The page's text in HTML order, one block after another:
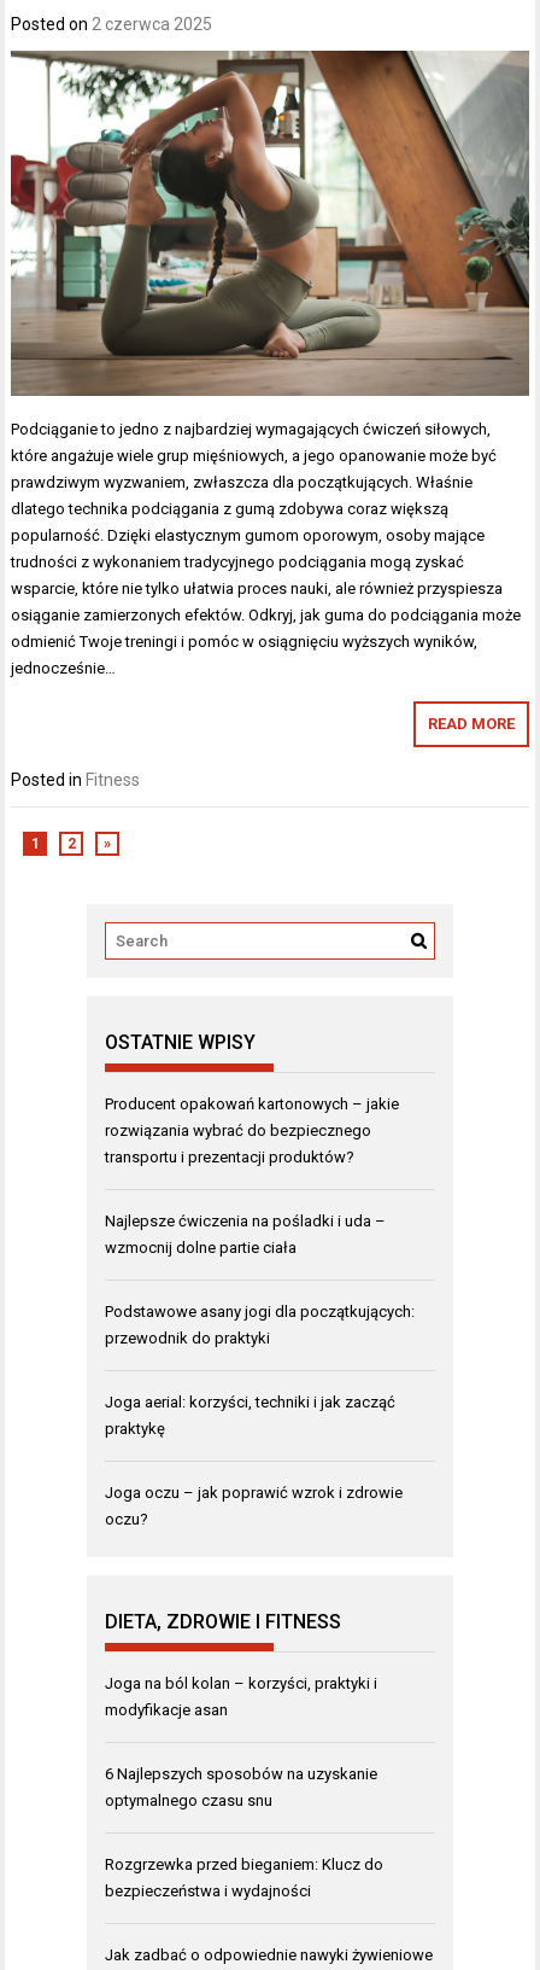
Posted on 2 czerwca 2025
Podciąganie to jedno z najbardziej wymagających ćwiczeń siłowych,
które angażuje wiele grup mięśniowych, a jego opanowanie może być
prawdziwym wyzwaniem, zwłaszcza dla początkujących. Właśnie
dlatego technika podciągania z gumą zdobywa coraz większą
popularność. Dzięki elastycznym gumom oporowym, osoby mające
trudności z wykonaniem tradycyjnego podciągania mogą zyskać
wsparcie, które nie tylko ułatwia proces nauki, ale również przyspiesza
osiąganie zamierzonych efektów. Odkryj, jak guma do podciągania może
odmienić Twoje treningi i pomóc w osiągnięciu wyższych wyników,
jednocześnie…
READ MORE
Posted in Fitness
1 2 »
OSTATNIE WPISY
Producent opakowań kartonowych – jakie
rozwiązania wybrać do bezpiecznego
transportu i prezentacji produktów?
Najlepsze ćwiczenia na pośladki i uda –
wzmocnij dolne partie ciała
Podstawowe asany jogi dla początkujących:
przewodnik do praktyki
Joga aerial: korzyści, techniki i jak zacząć
praktykę
Joga oczu – jak poprawić wzrok i zdrowie
oczu?
DIETA, ZDROWIE I FITNESS
Joga na ból kolan – korzyści, praktyki i
modyfikacje asan
6 Najlepszych sposobów na uzyskanie
optymalnego czasu snu
Rozgrzewka przed bieganiem: Klucz do
bezpieczeństwa i wydajności
Jak zadbać o odpowiednie nawyki żywieniowe